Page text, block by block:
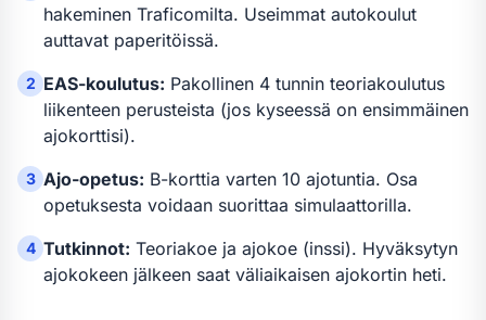
hakeminen Traficomilta. Useimmat autokoulut
auttavat paperitöissä.
2 EAS-koulutus: Pakollinen 4 tunnin teoriakoulutus
liikenteen perusteista (jos kyseessä on ensimmäinen
ajokorttisi).
3 Ajo-opetus: B-korttia varten 10 ajotuntia. Osa
opetuksesta voidaan suorittaa simulaattorilla.
4 Tutkinnot: Teoriakoe ja ajokoe (inssi). Hyväksytyn
ajokokeen jälkeen saat väliaikaisen ajokortin heti.